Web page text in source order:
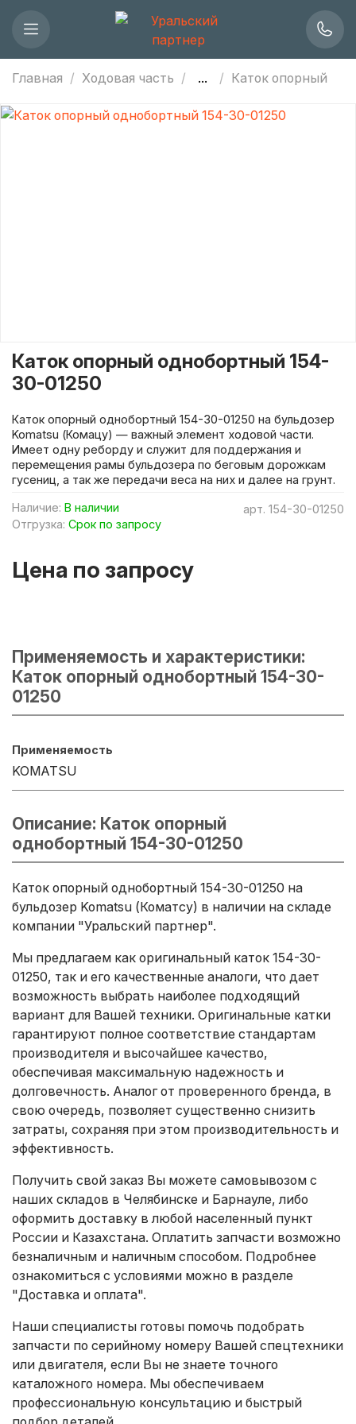
Главная Ходовая часть ... Каток опорный
арт. 154-30-01250
Наличие: В наличии
Отгрузка: Срок по запросу
Каток опорный однобортный 154-
30-01250
Цена по запросу
Каток опорный однобортный 154-30-01250 на бульдозер
Komatsu (Комацу) — важный элемент ходовой части.
Имеет одну реборду и служит для поддержания и
перемещения рамы бульдозера по беговым дорожкам
гусениц, а так же передачи веса на них и далее на грунт.
Применяемость и характеристики:
Каток опорный однобортный 154-30-
01250
Применяемость
KOMATSU
Описание: Каток опорный
однобортный 154-30-01250
Каток опорный однобортный 154-30-01250 на
бульдозер Komatsu (Коматсу) в наличии на складе
компании "Уральский партнер".
Мы предлагаем как оригинальный каток 154-30-
01250, так и его качественные аналоги, что дает
возможность выбрать наиболее подходящий
вариант для Вашей техники. Оригинальные катки
гарантируют полное соответствие стандартам
производителя и высочайшее качество,
обеспечивая максимальную надежность и
долговечность. Аналог от проверенного бренда, в
свою очередь, позволяет существенно снизить
затраты, сохраняя при этом производительность и
эффективность.
Получить свой заказ Вы можете самовывозом с
наших складов в Челябинске и Барнауле, либо
оформить доставку в любой населенный пункт
России и Казахстана. Оплатить запчасти возможно
безналичным и наличным способом. Подробнее
ознакомиться с условиями можно в разделе
"Доставка и оплата".
Наши специалисты готовы помочь подобрать
запчасти по серийному номеру Вашей спецтехники
или двигателя, если Вы не знаете точного
каталожного номера. Мы обеспечиваем
профессиональную консультацию и быстрый